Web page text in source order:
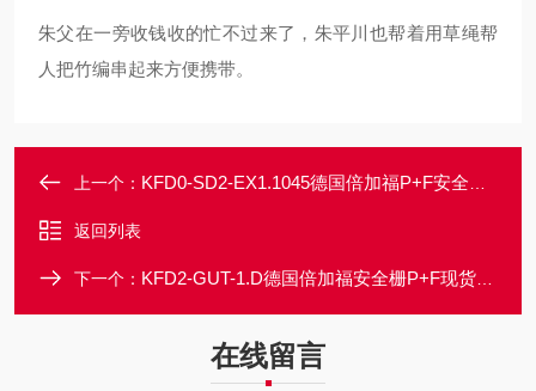
朱父在一旁收钱收的忙不过来了，朱平川也帮着用草绳帮
人把竹编串起来方便携带。
上一个： KFD0-SD2-EX1.1045德国倍加福P+F安全栅一级代理
返回列表
下一个： KFD2-GUT-1.D德国倍加福安全栅P+F现货一级代理
在线留言